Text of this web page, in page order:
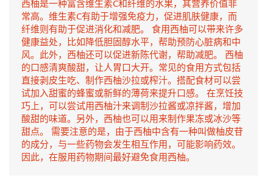
西柚是一种富含维生素C和纤维的水果，其营养价值非
常高。维生素C有助于增强免疫力，促进肌肤健康，而
纤维则有助于促进消化和减肥。 食用西柚可以带来许多
健康益处，比如降低胆固醇水平，帮助预防心脏病和中
风。此外，西柚还可以促进新陈代谢，帮助减肥。 西柚
的口感清爽酸甜，让人胃口大开。常见的食用方式包括
直接剥皮生吃、制作西柚沙拉或榨汁。搭配食材可以尝
试加入甜蜜的蜂蜜或新鲜的薄荷来提升口感。 在烹饪技
巧上，可以尝试用西柚汁来调制沙拉酱或凉拌酱，增加
酸甜的味道。另外，西柚也可以用来制作果冻或冰沙等
甜点。 需要注意的是，由于西柚中含有一种叫做柚皮苷
的成分，与一些药物会发生相互作用，可能影响药效。
因此，在服用药物期间最好避免食用西柚。